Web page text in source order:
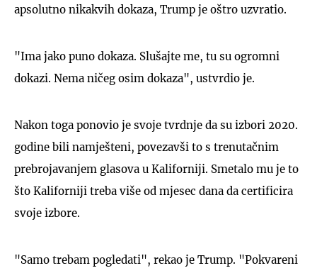
apsolutno nikakvih dokaza, Trump je oštro uzvratio.
"Ima jako puno dokaza. Slušajte me, tu su ogromni
dokazi. Nema ničeg osim dokaza", ustvrdio je.
Nakon toga ponovio je svoje tvrdnje da su izbori 2020.
godine bili namješteni, povezavši to s trenutačnim
prebrojavanjem glasova u Kaliforniji. Smetalo mu je to
što Kaliforniji treba više od mjesec dana da certificira
svoje izbore.
"Samo trebam pogledati", rekao je Trump. "Pokvareni